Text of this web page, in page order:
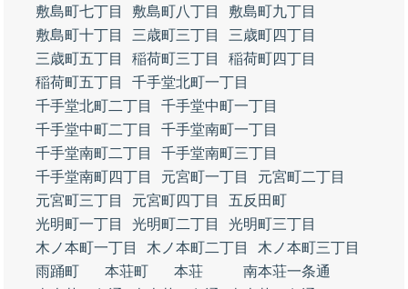
敷島町七丁目
敷島町八丁目
敷島町九丁目
敷島町十丁目
三歳町三丁目
三歳町四丁目
三歳町五丁目
稲荷町三丁目
稲荷町四丁目
稲荷町五丁目
千手堂北町一丁目
千手堂北町二丁目
千手堂中町一丁目
千手堂中町二丁目
千手堂南町一丁目
千手堂南町二丁目
千手堂南町三丁目
千手堂南町四丁目
元宮町一丁目
元宮町二丁目
元宮町三丁目
元宮町四丁目
五反田町
光明町一丁目
光明町二丁目
光明町三丁目
木ノ本町一丁目
木ノ本町二丁目
木ノ本町三丁目
雨踊町
本荘町 本荘
南本荘一条通